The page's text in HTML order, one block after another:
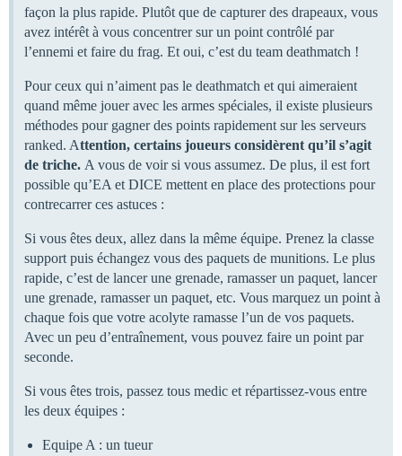
façon la plus rapide. Plutôt que de capturer des drapeaux, vous
avez intérêt à vous concentrer sur un point contrôlé par
l’ennemi et faire du frag. Et oui, c’est du team deathmatch !
Pour ceux qui n’aiment pas le deathmatch et qui aimeraient
quand même jouer avec les armes spéciales, il existe plusieurs
méthodes pour gagner des points rapidement sur les serveurs
ranked. Attention, certains joueurs considèrent qu’il s’agit
de triche. A vous de voir si vous assumez. De plus, il est fort
possible qu’EA et DICE mettent en place des protections pour
contrecarrer ces astuces :
Si vous êtes deux, allez dans la même équipe. Prenez la classe
support puis échangez vous des paquets de munitions. Le plus
rapide, c’est de lancer une grenade, ramasser un paquet, lancer
une grenade, ramasser un paquet, etc. Vous marquez un point à
chaque fois que votre acolyte ramasse l’un de vos paquets.
Avec un peu d’entraînement, vous pouvez faire un point par
seconde.
Si vous êtes trois, passez tous medic et répartissez-vous entre
les deux équipes :
Equipe A : un tueur